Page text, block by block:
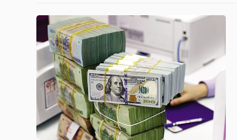
NGÀNH
DOANH